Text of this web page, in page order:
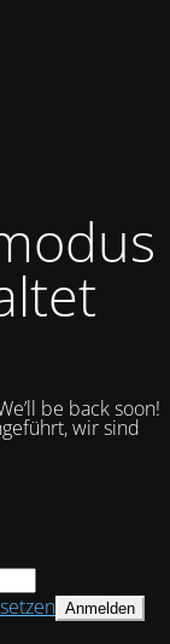
be back soon!
wir sind